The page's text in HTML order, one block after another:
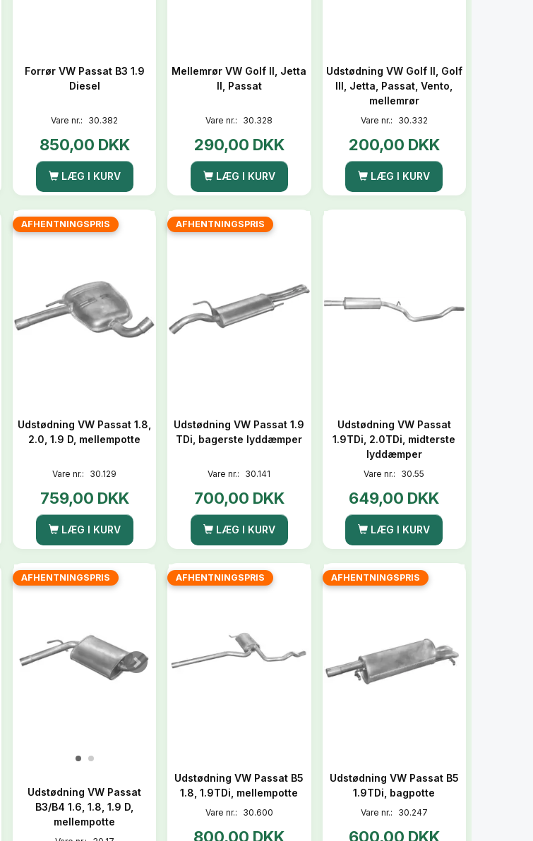
Forrør VW Passat B3 1.9
Diesel
Vare nr.: 30.382
850,00 DKK
LÆG I KURV
Mellemrør VW Golf II, Jetta
II, Passat
Vare nr.: 30.328
290,00 DKK
LÆG I KURV
Udstødning VW Golf II, Golf
III, Jetta, Passat, Vento,
mellemrør
Vare nr.: 30.332
200,00 DKK
LÆG I KURV
AFHENTNINGSPRIS
Udstødning VW Passat 1.8,
2.0, 1.9 D, mellempotte
Vare nr.: 30.129
759,00 DKK
LÆG I KURV
AFHENTNINGSPRIS
Udstødning VW Passat 1.9
TDi, bagerste lyddæmper
Vare nr.: 30.141
700,00 DKK
LÆG I KURV
Udstødning VW Passat
1.9TDi, 2.0TDi, midterste
lyddæmper
Vare nr.: 30.55
649,00 DKK
LÆG I KURV
AFHENTNINGSPRIS
Udstødning VW Passat
B3/B4 1.6, 1.8, 1.9 D,
mellempotte
AFHENTNINGSPRIS
Udstødning VW Passat B5
1.8, 1.9TDi, mellempotte
Vare nr.: 30.600
800,00 DKK
AFHENTNINGSPRIS
Udstødning VW Passat B5
1.9TDi, bagpotte
Vare nr.: 30.247
600,00 DKK